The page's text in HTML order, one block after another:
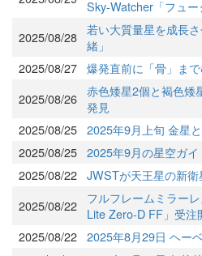
Sky-Watcher「フュ
2025/08/28 若い大質量星を成長
緒」
2025/08/27 爆発直前に「骨」ま
2025/08/26 赤色矮星2個と褐色矮
発見
2025/08/25 2025年9月上旬 金星
2025/08/25 2025年9月の星空ガイ
2025/08/22 JWSTが天王星の新
2025/08/22
フルフレームミラー
Lite Zero-D FF」受注
2025/08/22 2025年8月29日 ヘー